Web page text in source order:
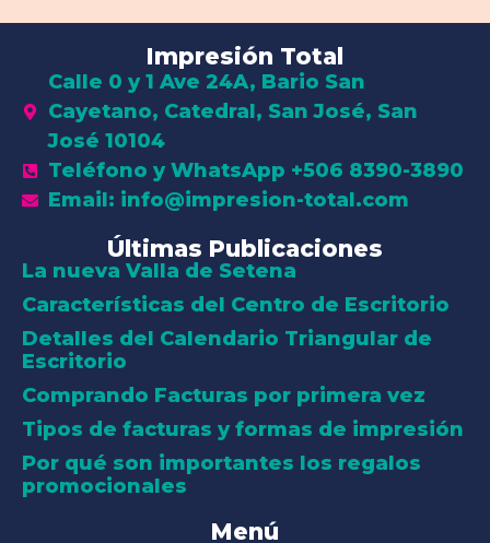
Impresión Total
Calle 0 y 1 Ave 24A, Bario San
Cayetano, Catedral, San José, San
José 10104
Teléfono y WhatsApp +506 8390-3890
Email: info@impresion-total.com
Últimas Publicaciones
La nueva Valla de Setena
Características del Centro de Escritorio
Detalles del Calendario Triangular de
Escritorio
Comprando Facturas por primera vez
Tipos de facturas y formas de impresión
Por qué son importantes los regalos
promocionales
Menú